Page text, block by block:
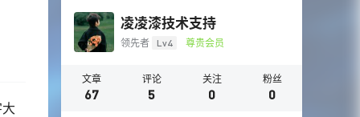
凌凌漆技术支持
领先者 Lv4 尊贵会员
文章
67
评论
5
关注
0
粉丝
0